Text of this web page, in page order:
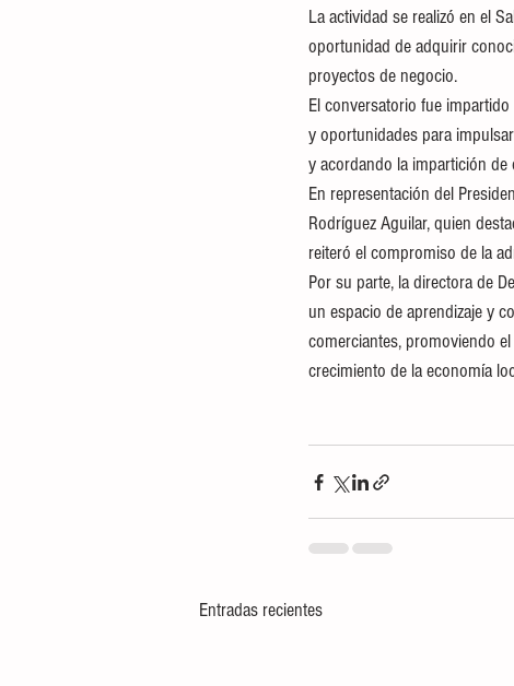
La actividad se realizó en el
oportunidad de adquirir
proyectos de negocio.
El conversatorio fue
y oportunidades para
y acordando la impartición de
En representación del
Rodríguez Aguilar, quien
reiteró el compromiso de la
Por su parte, la directora de
un espacio de aprendizaje y
comerciantes, promoviendo
crecimiento de la economía
Entradas recientes